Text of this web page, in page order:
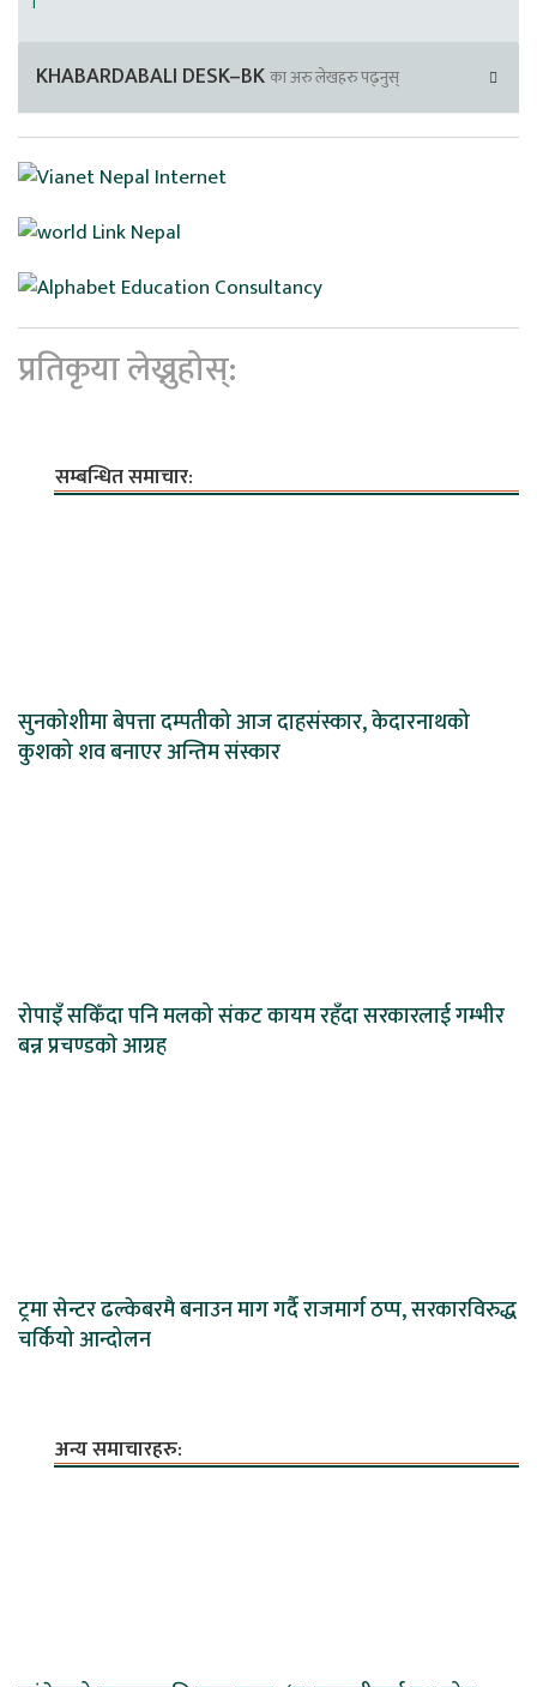
KHABARDABALI DESK–BKका अरु लेखहरु पढ्नुस्
प्रतिकृया लेख्नुहोस्:
सम्बन्धित समाचार:
सुनकोशीमा बेपत्ता दम्पतीको आज दाहसंस्कार, केदारनाथको
कुशको शव बनाएर अन्तिम संस्कार
रोपाइँ सकिँदा पनि मलको संकट कायम रहँदा सरकारलाई गम्भीर
बन्न प्रचण्डकाे आग्रह
ट्रमा सेन्टर ढल्केबरमै बनाउन माग गर्दै राजमार्ग ठप्प, सरकारविरुद्ध
चर्कियो आन्दोलन
अन्य समाचारहरु: